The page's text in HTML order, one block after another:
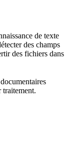
de texte
des champs
des fichiers dans
traitement.